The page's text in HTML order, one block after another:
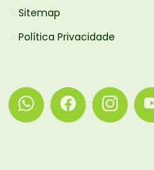
Sitemap
Política Privacidade